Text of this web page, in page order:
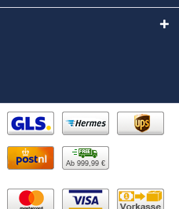
Ab 999,99 €